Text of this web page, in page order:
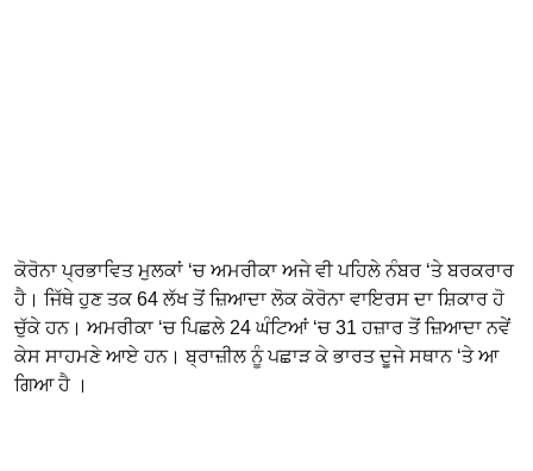
ਕੋਰੋਨਾ ਪ੍ਰਭਾਵਿਤ ਮੁਲਕਾਂ ‘ਚ ਅਮਰੀਕਾ ਅਜੇ ਵੀ ਪਹਿਲੇ ਨੰਬਰ ‘ਤੇ ਬਰਕਰਾਰ
ਹੈ। ਜਿੱਥੇ ਹੁਣ ਤਕ 64 ਲੱਖ ਤੋਂ ਜ਼ਿਆਦਾ ਲੋਕ ਕੋਰੋਨਾ ਵਾਇਰਸ ਦਾ ਸ਼ਿਕਾਰ ਹੋ
ਚੁੱਕੇ ਹਨ। ਅਮਰੀਕਾ ‘ਚ ਪਿਛਲੇ 24 ਘੰਟਿਆਂ ‘ਚ 31 ਹਜ਼ਾਰ ਤੋਂ ਜ਼ਿਆਦਾ ਨਵੇਂ
ਕੇਸ ਸਾਹਮਣੇ ਆਏ ਹਨ। ਬ੍ਰਾਜ਼ੀਲ ਨੂੰ ਪਛਾੜ ਕੇ ਭਾਰਤ ਦੂਜੇ ਸਥਾਨ ‘ਤੇ ਆ
ਗਿਆ ਹੈ ।